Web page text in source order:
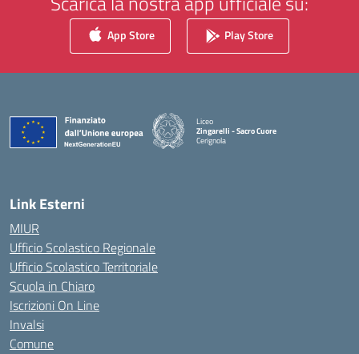
App Store Play Store
Liceo
Zingarelli - Sacro Cuore
Cerignola
— Visita la pagina iniziale della scuola
Link Esterni
MIUR
Ufficio Scolastico Regionale
Ufficio Scolastico Territoriale
Scuola in Chiaro
Iscrizioni On Line
Invalsi
Comune